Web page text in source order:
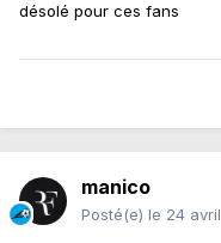
désolé pour ces fans
manico
Posté(e) le 24 avril